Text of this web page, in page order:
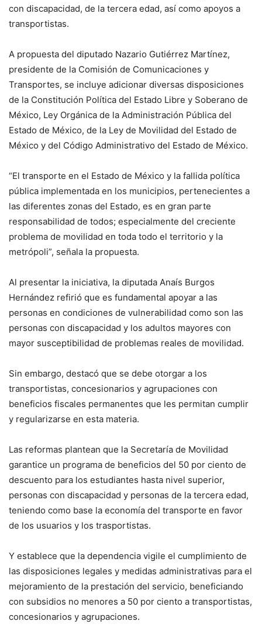
con discapacidad, de la tercera edad, así como apoyos a
transportistas.
A propuesta del diputado Nazario Gutiérrez Martínez,
presidente de la Comisión de Comunicaciones y
Transportes, se incluye adicionar diversas disposiciones
de la Constitución Política del Estado Libre y Soberano de
México, Ley Orgánica de la Administración Pública del
Estado de México, de la Ley de Movilidad del Estado de
México y del Código Administrativo del Estado de México.
“El transporte en el Estado de México y la fallida política
pública implementada en los municipios, pertenecientes a
las diferentes zonas del Estado, es en gran parte
responsabilidad de todos; especialmente del creciente
problema de movilidad en toda todo el territorio y la
metrópoli”, señala la propuesta.
Al presentar la iniciativa, la diputada Anaís Burgos
Hernández refirió que es fundamental apoyar a las
personas en condiciones de vulnerabilidad como son las
personas con discapacidad y los adultos mayores con
mayor susceptibilidad de problemas reales de movilidad.
Sin embargo, destacó que se debe otorgar a los
transportistas, concesionarios y agrupaciones con
beneficios fiscales permanentes que les permitan cumplir
y regularizarse en esta materia.
Las reformas plantean que la Secretaría de Movilidad
garantice un programa de beneficios del 50 por ciento de
descuento para los estudiantes hasta nivel superior,
personas con discapacidad y personas de la tercera edad,
teniendo como base la economía del transporte en favor
de los usuarios y los trasportistas.
Y establece que la dependencia vigile el cumplimiento de
las disposiciones legales y medidas administrativas para el
mejoramiento de la prestación del servicio, beneficiando
con subsidios no menores a 50 por ciento a transportistas,
concesionarios y agrupaciones.